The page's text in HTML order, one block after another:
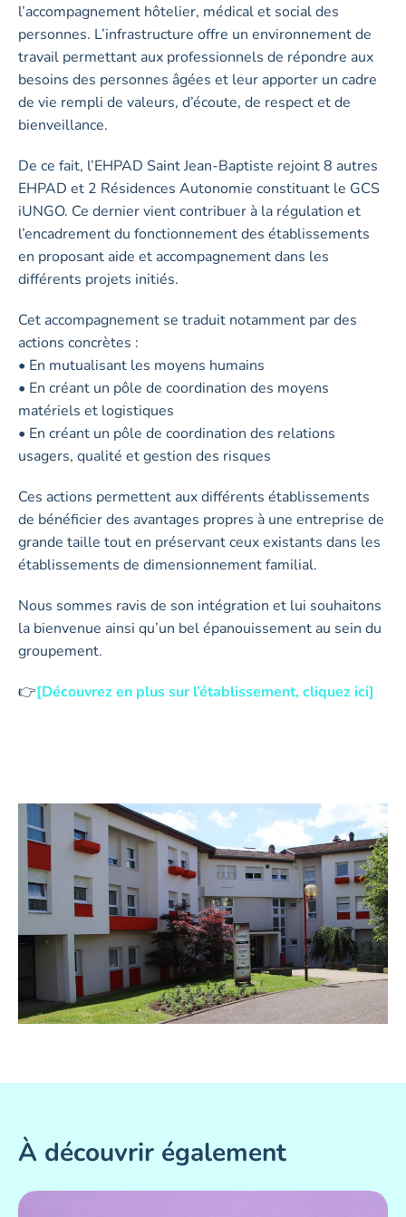
l’accompagnement hôtelier, médical et social des
personnes. L’infrastructure offre un environnement de
travail permettant aux professionnels de répondre aux
besoins des personnes âgées et leur apporter un cadre
de vie rempli de valeurs, d’écoute, de respect et de
bienveillance.
De ce fait, l’EHPAD Saint Jean-Baptiste rejoint 8 autres
EHPAD et 2 Résidences Autonomie constituant le GCS
iUNGO. Ce dernier vient contribuer à la régulation et
l’encadrement du fonctionnement des établissements
en proposant aide et accompagnement dans les
différents projets initiés.
Cet accompagnement se traduit notamment par des
actions concrètes :
• En mutualisant les moyens humains
• En créant un pôle de coordination des moyens
matériels et logistiques
• En créant un pôle de coordination des relations
usagers, qualité et gestion des risques
Ces actions permettent aux différents établissements
de bénéficier des avantages propres à une entreprise de
grande taille tout en préservant ceux existants dans les
établissements de dimensionnement familial.
Nous sommes ravis de son intégration et lui souhaitons
la bienvenue ainsi qu’un bel épanouissement au sein du
groupement.
👉[Découvrez en plus sur l’établissement, cliquez ici]
À découvrir également